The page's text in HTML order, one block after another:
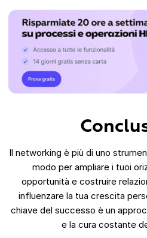
Il networking è più di uno
modo per ampliare i tuoi
opportunità e costruire
influenzare la tua crescita
chiave del successo è un
e la cura costante